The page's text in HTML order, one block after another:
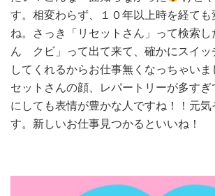
た
り
出
く
わ
し
た
よ
す。相変わらず、１０年以上時を経て
ね。さっき「リセットさん」って検索し
ん クビ」って出て来て、確かにスイッ
してくれるからお仕事無くなっちゃいま
セットさんの顔、レパートリーが多すぎ
にしても表情が豊かな人ですね！！元
す。新しいお仕事見つかるといいね！